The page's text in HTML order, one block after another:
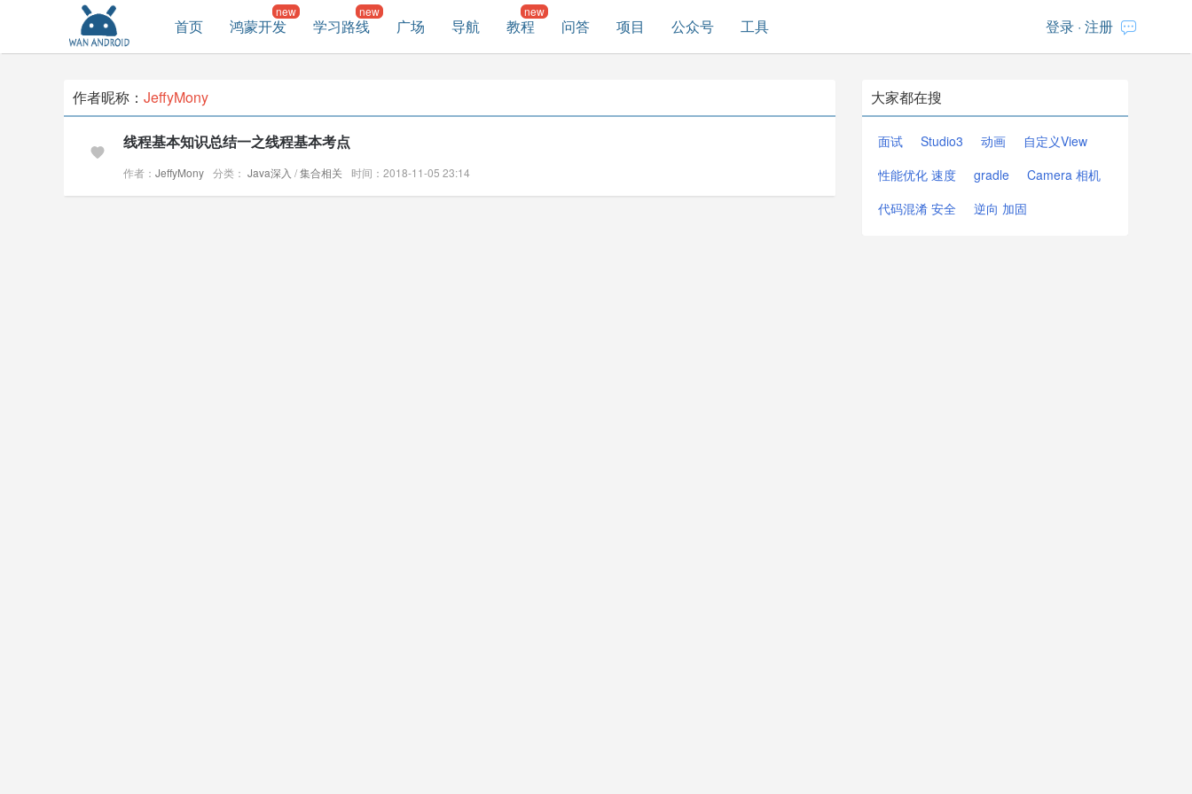
首页 鸿蒙开发 学习路线 广场 导航 教程 问答 项目 公众号 工具 登录 · 注册
作者昵称： JeffyMony
线程基本知识总结一之线程基本考点
作者： JeffyMony 分类： Java深入 /集合相关 时间：2018-11-05 23:14
大家都在搜
面试 Studio3 动画
自定义View
性能优化 速度
gradle
Camera 相机
代码混淆 安全
逆向 加固